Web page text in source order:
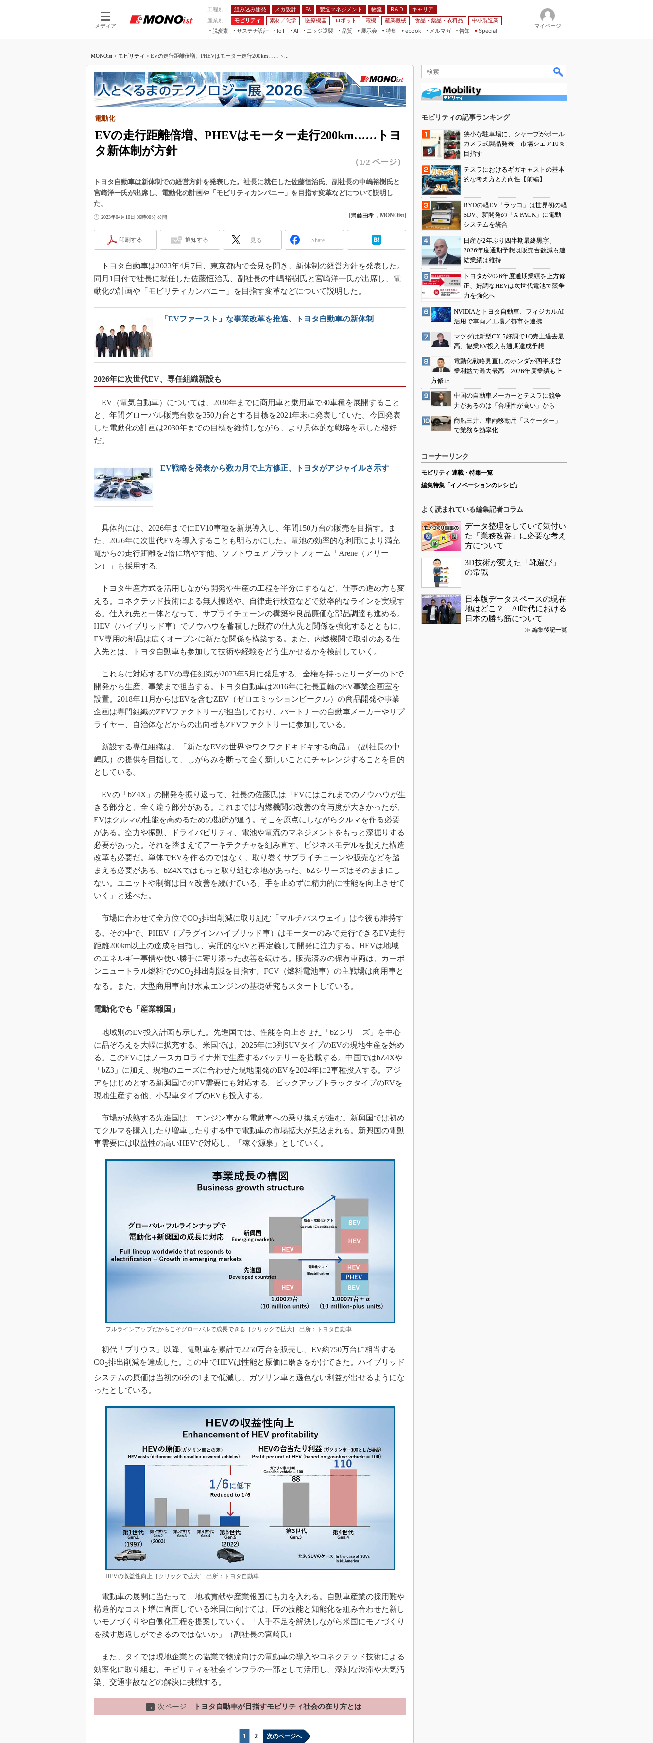
メディア
工程別： 組み込み開発 メカ設計 FA 製造マネジメント 物流 R＆D
キャリア
産業別：
モビリティ 素材／化学 医療機器 ロボット 電機 産業機械 食品・薬品・衣料品
中小製造業
脱炭素
サステナ設計
IoT
つながる工場
つながるサービス
AI
AI×設備保全
Physical AI
エッジ逆襲 品質
展示会
JIMTOF
組込み/エッジ コンピューティング
展＆IoT/5Gソリューション展
IIFES
国際ロボット展
TECHNO-FRONTIER
EdgeTech+
日本ものづくりワールド
特集
つながるクルマ
5G
VR／AR
フィールドサービス
組み込み画像技術
ISO26262
デジタルツインとCAE
S＆OP
インダストリー4.0
イノベーション
製造業ビッグデータ
制御セキュリティ
新型コロナへの対応
ebook
製造マネジメント
FA
モビリティ
メルマガ
告知 Special
マイページ
MONOist > モビリティ > EVの走行距離倍増、PHEVはモーター走行200km……ト...
EVの走行距離倍増、PHEVはモーター走行200km……トヨ
タ新体制が方針
電動化
（1/2 ページ）
トヨタ自動車は新体制での経営方針を発表した。社長に就任した佐藤恒治氏、副社長の中嶋裕樹氏と
宮崎洋一氏が出席し、電動化の計画や「モビリティカンパニー」を目指す変革などについて説明し
た。
2023年04月10日 06時00分 公開 [齊藤由希 ， MONOist]
印刷する 通知する 見る Share
トヨタ自動車は2023年4月7日、東京都内で会見を開き、新体制の経営方針を発表した。
同月1日付で社長に就任した佐藤恒治氏、副社長の中嶋裕樹氏と宮崎洋一氏が出席し、電
動化の計画や「モビリティカンパニー」を目指す変革などについて説明した。
「EVファースト」な事業改革を推進、トヨタ自動車の新体制
2026年に次世代EV、専任組織新設も
EV（電気自動車）については、2030年までに商用車と乗用車で30車種を展開すること
と、年間グローバル販売台数を350万台とする目標を2021年末に発表していた。今回発表
した電動化の計画は2030年までの目標を維持しながら、より具体的な戦略を示した格好
だ。
EV戦略を発表から数カ月で上方修正、トヨタがアジャイルさ示す
具体的には、2026年までにEV10車種を新規導入し、年間150万台の販売を目指す。ま
た、2026年に次世代EVを導入することも明らかにした。電池の効率的な利用により満充
電からの走行距離を2倍に増やす他、ソフトウェアプラットフォーム「Arene（アリー
ン）」も採用する。
トヨタ生産方式を活用しながら開発や生産の工程を半分にするなど、仕事の進め方も変
える。コネクテッド技術による無人搬送や、自律走行検査などで効率的なラインを実現す
る。仕入れ先と一体となって、サプライチェーンの構築や良品廉価な部品調達も進める。
HEV（ハイブリッド車）でノウハウを蓄積した既存の仕入先と関係を強化するとともに、
EV専用の部品は広くオープンに新たな関係を構築する。また、内燃機関で取引のある仕
入先とは、トヨタ自動車も参加して技術や経験をどう生かせるかを検討していく。
これらに対応するEVの専任組織が2023年5月に発足する。全権を持ったリーダーの下で
開発から生産、事業まで担当する。トヨタ自動車は2016年に社長直轄のEV事業企画室を
設置。2018年11月からはEVを含むZEV（ゼロエミッションビークル）の商品開発や事業
企画は専門組織のZEVファクトリーが担当しており、パートナーの自動車メーカーやサプ
ライヤー、自治体などからの出向者もZEVファクトリーに参加している。
新設する専任組織は、「新たなEVの世界やワクワクドキドキする商品」（副社長の中
嶋氏）の提供を目指して、しがらみを断って全く新しいことにチャレンジすることを目的
としている。
EVの「bZ4X」の開発を振り返って、社長の佐藤氏は「EVにはこれまでのノウハウが生
きる部分と、全く違う部分がある。これまでは内燃機関の改善の寄与度が大きかったが、
EVはクルマの性能を高めるための勘所が違う。そこを原点にしながらクルマを作る必要
がある。空力や振動、ドライバビリティ、電池や電流のマネジメントをもっと深掘りする
必要があった。それを踏まえてアーキテクチャを組み直す。ビジネスモデルを捉えた構造
改革も必要だ。単体でEVを作るのではなく、取り巻くサプライチェーンや販売などを踏
まえる必要がある。bZ4Xではもっと取り組む余地があった。bZシリーズはそのままにし
ない。ユニットや制御は日々改善を続けている。手を止めずに精力的に性能を向上させて
いく」と述べた。
市場に合わせて全方位でCO2排出削減に取り組む「マルチパスウェイ」は今後も維持す
る。その中で、PHEV（プラグインハイブリッド車）はモーターのみで走行できるEV走行
距離200km以上の達成を目指し、実用的なEVと再定義して開発に注力する。HEVは地域
のエネルギー事情や使い勝手に寄り添った改善を続ける。販売済みの保有車両は、カーボ
ンニュートラル燃料でのCO2排出削減を目指す。FCV（燃料電池車）の主戦場は商用車と
なる。また、大型商用車向け水素エンジンの基礎研究もスタートしている。
電動化でも「産業報国」
地域別のEV投入計画も示した。先進国では、性能を向上させた「bZシリーズ」を中心
に品ぞろえを大幅に拡充する。米国では、2025年に3列SUVタイプのEVの現地生産を始め
る。このEVにはノースカロライナ州で生産するバッテリーを搭載する。中国ではbZ4Xや
「bZ3」に加え、現地のニーズに合わせた現地開発のEVを2024年に2車種投入する。アジ
アをはじめとする新興国でのEV需要にも対応する。ピックアップトラックタイプのEVを
現地生産する他、小型車タイプのEVも投入する。
市場が成熟する先進国は、エンジン車から電動車への乗り換えが進む。新興国では初め
てクルマを購入したり増車したりする中で電動車の市場拡大が見込まれる。新興国の電動
車需要には収益性の高いHEVで対応し、「稼ぐ源泉」としていく。
フルラインアップだからこそグローバルで成長できる［クリックで拡大］ 出所：トヨタ自動車
初代「プリウス」以降、電動車を累計で2250万台を販売し、EV約750万台に相当する
CO2排出削減を達成した。この中でHEVは性能と原価に磨きをかけてきた。ハイブリッド
システムの原価は当初の6分の1まで低減し、ガソリン車と遜色ない利益が出せるようにな
ったとしている。
HEVの収益性向上［クリックで拡大］ 出所：トヨタ自動車
電動車の展開に当たって、地域貢献や産業報国にも力を入れる。自動車産業の採用難や
構造的なコスト増に直面している米国に向けては、匠の技能と知能化を組み合わせた新し
いモノづくりや自働化工程を提案していく。「人手不足を解決しながら米国にモノづくり
を残す恩返しができるのではないか」（副社長の宮崎氏）
また、タイでは現地企業との協業で物流向けの電動車の導入やコネクテッド技術による
効率化に取り組む。モビリティを社会インフラの一部として活用し、深刻な渋滞や大気汚
染、交通事故などの解決に挑戦する。
→ 次ページ トヨタ自動車が目指すモビリティ社会の在り方とは
1 2 次のページへ
モビリティの記事ランキング
狭小な駐車場に、シャープがポール
カメラ式製品発表 市場シェア10％
目指す
テスラにおけるギガキャストの基本
的な考え方と方向性【前編】
BYDの軽EV「ラッコ」は世界初の軽
SDV、新開発の「X-PACK」に電動
システムを統合
日産が2年ぶり四半期最終黒字、
2026年度通期予想は販売台数減も連
結業績は維持
トヨタが2026年度通期業績を上方修
正、好調なHEVは次世代電池で競争
力を強化へ
NVIDIAとトヨタ自動車、フィジカルAI
活用で車両／工場／都市を連携
マツダは新型CX-5好調で1Q売上過去最
高、協業EV投入も通期達成予想
電動化戦略見直しのホンダが四半期営
業利益で過去最高、2026年度業績も上
方修正
中国の自動車メーカーとテスラに競争
力があるのは「合理性が高い」から
商船三井、車両移動用「スケーター」
で業務を効率化
コーナーリンク
モビリティ 連載・特集一覧
編集特集「イノベーションのレシピ」
よく読まれている編集記者コラム
データ整理をしていて気付い
た「業務改善」に必要な考え
方について
3D技術が変えた「靴選び」
の常識
日本版データスペースの現在
地はどこ？ AI時代における
日本の勝ち筋について
≫ 編集後記一覧